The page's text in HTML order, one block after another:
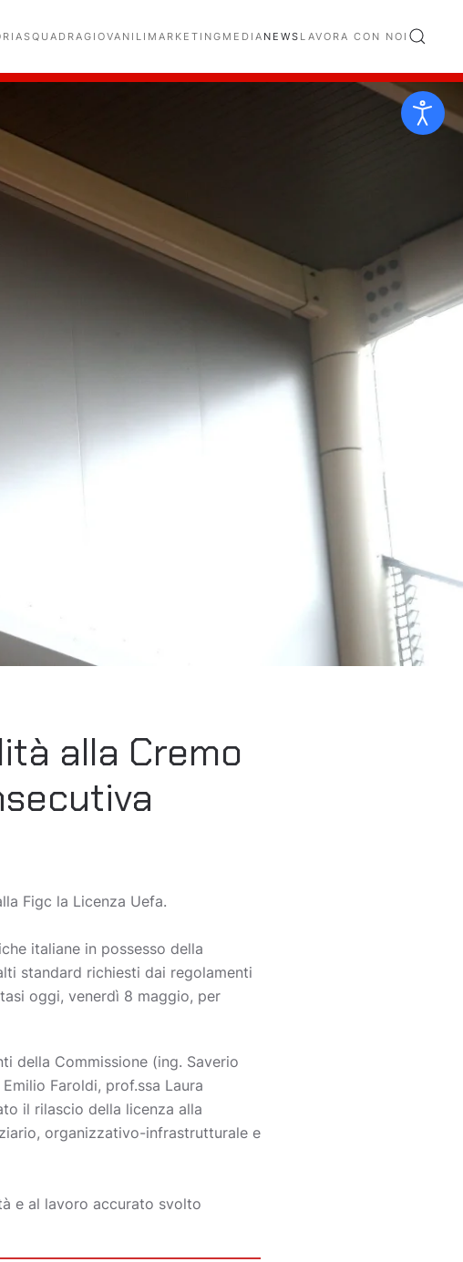
SQUADRAGIOVANILI MARKETING MEDIA NEWS LAVORA CON NOI
alla Cremo
Figc la Licenza Uefa.
italiane in possesso della
standard richiesti dai regolamenti
oggi, venerdì 8 maggio, per
della Commissione (ing. Saverio
Faroldi, prof.ssa Laura
il rilascio della licenza alla
organizzativo-infrastrutturale e
e al lavoro accurato svolto